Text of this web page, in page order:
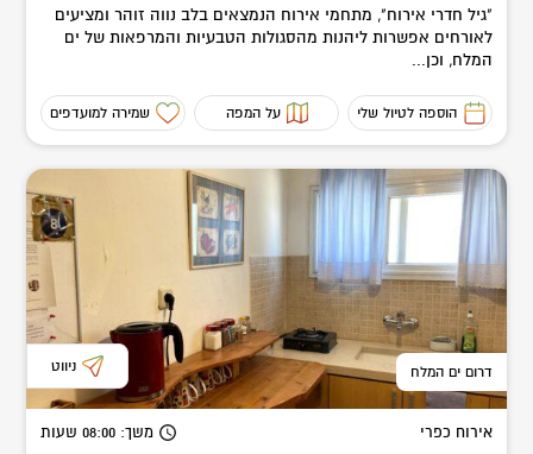
"גיל חדרי אירוח", מתחמי אירוח הנמצאים בלב נווה זוהר ומציעים
לאורחים אפשרות ליהנות מהסגולות הטבעיות והמרפאות של ים
המלח, וכן...
הוספה לטיול שלי על המפה שמירה למועדפים
דרום ים המלח ניווט
אירוח כפרי משך: 08:00 שעות